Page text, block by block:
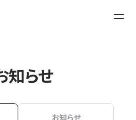
知らせ
お知らせ